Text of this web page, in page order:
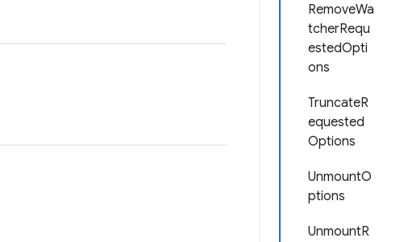
RemoveWa
tcherRequ
estedOpti
ons
TruncateR
equested
Options
UnmountO
ptions
UnmountR